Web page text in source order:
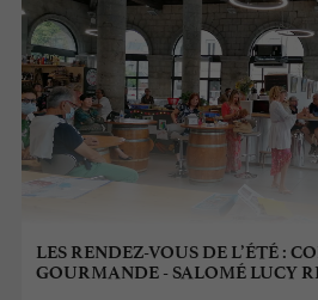
LES RENDEZ-VOUS DE L’ÉTÉ :
GOURMANDE - SALOMÉ LUCY